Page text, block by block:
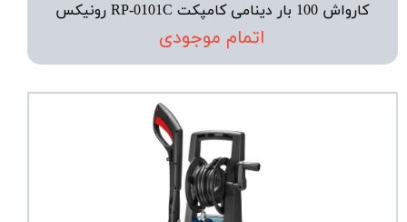
کارواش 100 بار دینامی کامپکت RP-0101C رونیکس
اتمام موجودی